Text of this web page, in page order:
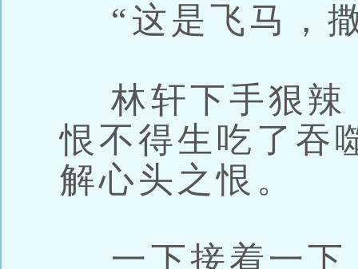
“这是飞马，
林轩下手狠辣
恨不得生吃了吞
解心头之恨。
一下接着一下